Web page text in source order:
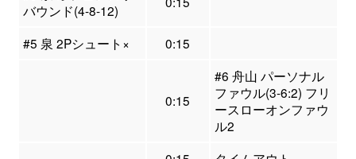
バウンド(4-8-12)
#5 泉 2Pシュート× 0:15
0:15
#6 舟山 パーソナル
ファウル(3-6:2) フリ
ースローオンファウ
ル2